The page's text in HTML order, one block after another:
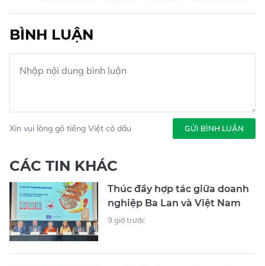
BÌNH LUẬN
Xin vui lòng gõ tiếng Việt có dấu GỬI BÌNH LUẬN
CÁC TIN KHÁC
Thúc đẩy hợp tác giữa doanh
nghiệp Ba Lan và Việt Nam
9 giờ trước